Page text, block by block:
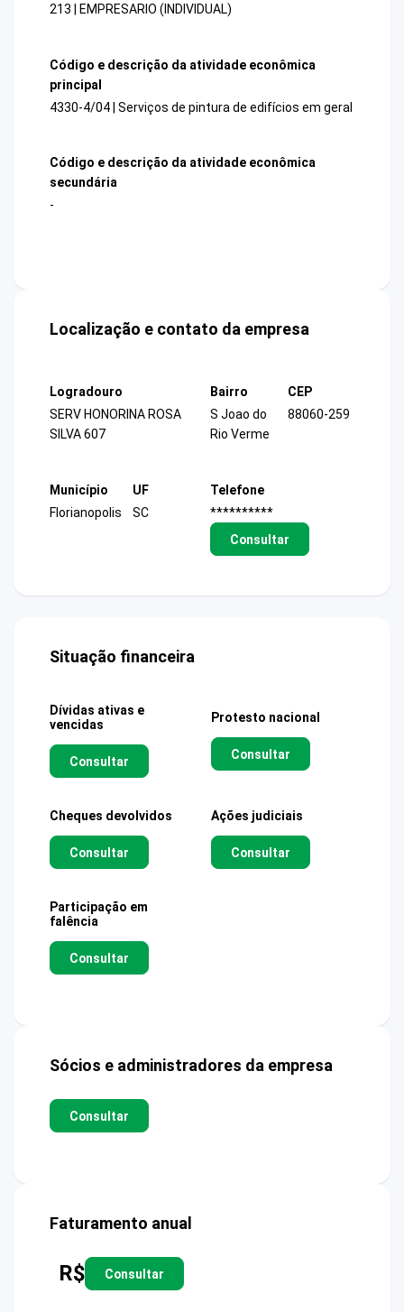
213 | EMPRESARIO (INDIVIDUAL)
Código e descrição da atividade econômica
principal
4330-4/04 | Serviços de pintura de edifícios em geral
Código e descrição da atividade econômica
secundária
-
Localização e contato da empresa
Logradouro
SERV HONORINA ROSA
SILVA 607
Bairro
S Joao do
Rio Verme
CEP
88060-259
Município
Florianopolis
UF
SC
Telefone
**********
Consultar
Situação financeira
Dívidas ativas e
vencidas
Consultar
Protesto nacional
Consultar
Cheques devolvidos
Consultar
Ações judiciais
Consultar
Participação em
falência
Consultar
Sócios e administradores da empresa
Consultar
Faturamento anual
R$ Consultar